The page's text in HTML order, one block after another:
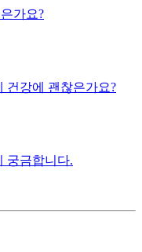
가요?
건강에 괜찮은가요?
궁금합니다.